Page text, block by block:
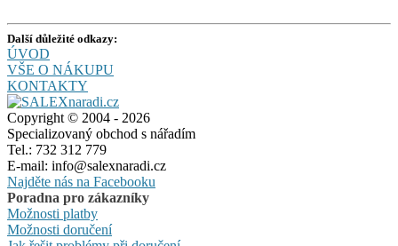
Další důležité odkazy:
ÚVOD
VŠE O NÁKUPU
KONTAKTY
Copyright © 2004 - 2026
Specializovaný obchod s nářadím
Tel.: 732 312 779
E-mail: info@salexnaradi.cz
Najděte nás na Facebooku
Poradna pro zákazníky
Možnosti platby
Možnosti doručení